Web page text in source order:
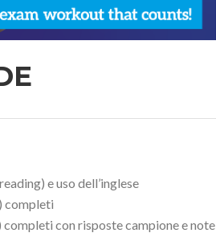
e uso dell’inglese
completi
con risposte campione e note